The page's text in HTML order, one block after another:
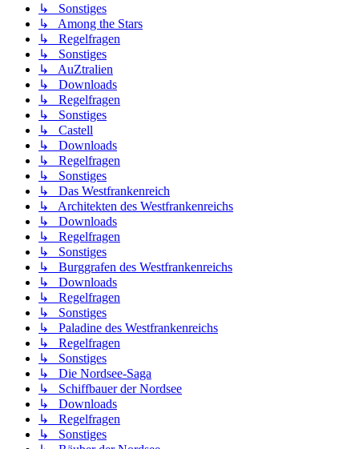
↳ Sonstiges
↳ Among the Stars
↳ Regelfragen
↳ Sonstiges
↳ AuZtralien
↳ Downloads
↳ Regelfragen
↳ Sonstiges
↳ Castell
↳ Downloads
↳ Regelfragen
↳ Sonstiges
↳ Das Westfrankenreich
↳ Architekten des Westfrankenreichs
↳ Downloads
↳ Regelfragen
↳ Sonstiges
↳ Burggrafen des Westfrankenreichs
↳ Downloads
↳ Regelfragen
↳ Sonstiges
↳ Paladine des Westfrankenreichs
↳ Regelfragen
↳ Sonstiges
↳ Die Nordsee-Saga
↳ Schiffbauer der Nordsee
↳ Downloads
↳ Regelfragen
↳ Sonstiges